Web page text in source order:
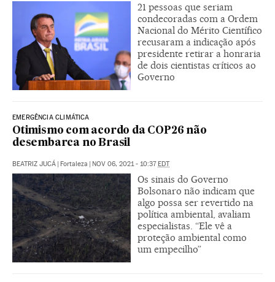
21 pessoas que seriam
condecoradas com a Ordem
Nacional do Mérito Científico
recusaram a indicação após
presidente retirar a honraria
de dois cientistas críticos ao
Governo
EMERGÊNCIA CLIMÁTICA
Otimismo com acordo da COP26 não
desembarca no Brasil
BEATRIZ JUCÁ | Fortaleza | NOV 06, 2021 - 10:37EDT
Os sinais do Governo
Bolsonaro não indicam que
algo possa ser revertido na
política ambiental, avaliam
especialistas. “Ele vê a
proteção ambiental como
um empecilho”